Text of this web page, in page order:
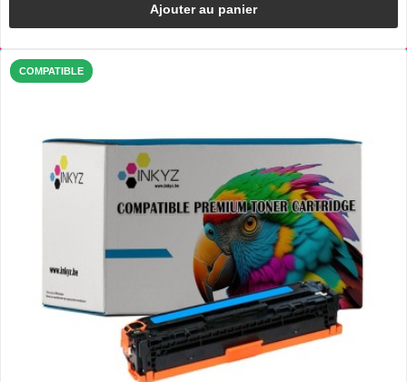
Ajouter au panier
COMPATIBLE